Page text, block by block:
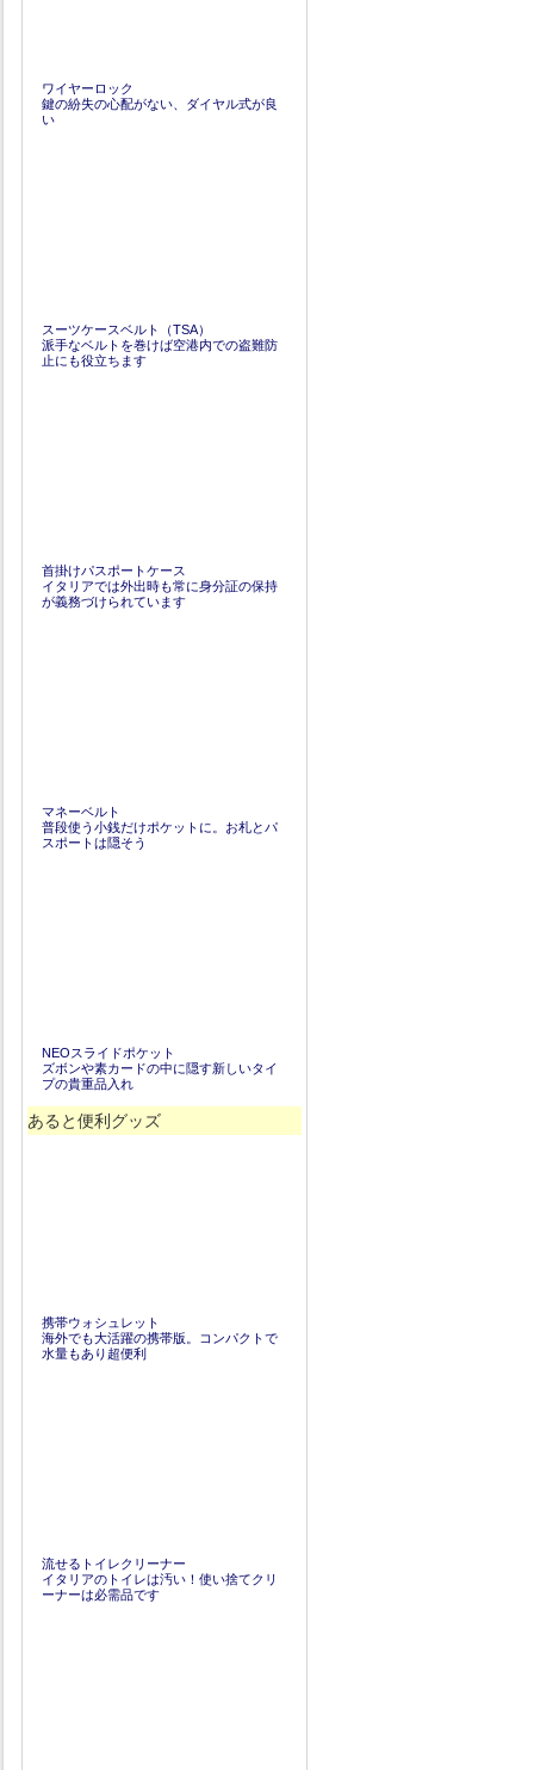
ワイヤーロック
鍵の紛失の心配がない、ダイヤル式が良
い
スーツケースベルト（TSA）
派手なベルトを巻けば空港内での盗難防
止にも役立ちます
首掛けパスポートケース
イタリアでは外出時も常に身分証の保持
が義務づけられています
マネーベルト
普段使う小銭だけポケットに。お札とパ
スポートは隠そう
NEOスライドポケット
ズボンや素カードの中に隠す新しいタイ
プの貴重品入れ
あると便利グッズ
携帯ウォシュレット
海外でも大活躍の携帯版。コンパクトで
水量もあり超便利
流せるトイレクリーナー
イタリアのトイレは汚い！使い捨てクリ
ーナーは必需品です